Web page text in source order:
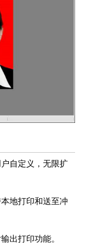
自定义，无限扩
地打印和送至冲
出打印功能。